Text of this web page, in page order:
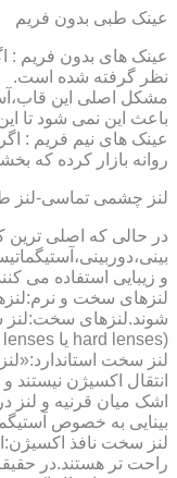
عینک طبی بدون فریم
عینک های بدون فریم :
نظر گرفته شده است.
مشکل اصلی این
باعث این نمی شود تا
عینک های نیم فریم :
روانه بازار کرده که
لنز چشمی تماسی-لنز
در حالی که اصلی ترین
و زیبایی استفاده می
لنزهای سخت و
شوند.لنزهای سخت:لنز
(hard lenses یا GP lenses).
لنز سخت
انتقال اکسیژن نیستند
اشک میان قرنیه و لنز
بینایی به خصوص
لنز سخت نافذ